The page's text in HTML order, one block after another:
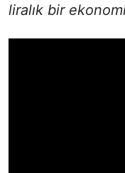
liralık bir